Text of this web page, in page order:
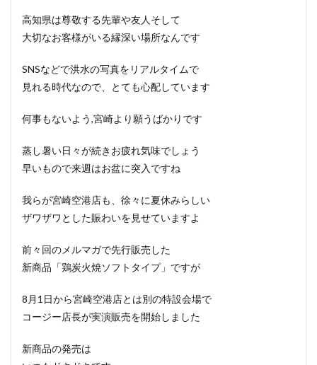
高知県は尊敬する先輩や友人そして
大切なお客様がいる縁深い場所なんです
SNSなどで洪水の写真をリアルタイムで
見れる時代なので、とても心配しています
何事もないよう,宮崎より願うばかりです
蒸し暑い日々が続きお疲れ気味でしょう
早いもので来週はお盆に突入ですね
我らが宮崎空港店も、徐々に夏休みらしい
ザワザワとした賑わいを見せていますよ
前々回のメルマガで先行販売した
新商品「鶏炭火焼ソフトタイプ」ですが
8月1日から宮崎空港店とは別の特設会場で
コージー店長が実演販売を開始しました
新商品の発売は